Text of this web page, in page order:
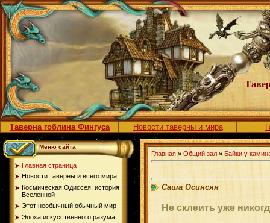
Таверна гоблина Фингуса Новости таверны и мира
Меню сайта
Главная страница
Новости таверны и всего мира
Космическая Одиссея: история
Вселенной
Этот необычный обычный мир
Эпоха искусственного разума
Главная » Общий зал » Байки у
Саша Осинсян
Не склеить уже